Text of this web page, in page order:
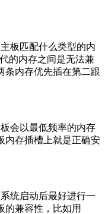
板匹配什么类型的内
的内存之间是无法兼
条内存优先插在第二跟
会以最低频率的内存
内存插槽上就是正确安
统启动后最好进行一
的兼容性，比如用